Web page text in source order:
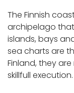
The Finnish
archipelago
islands, bays
sea charts are
Finland, they
skillfull execution.